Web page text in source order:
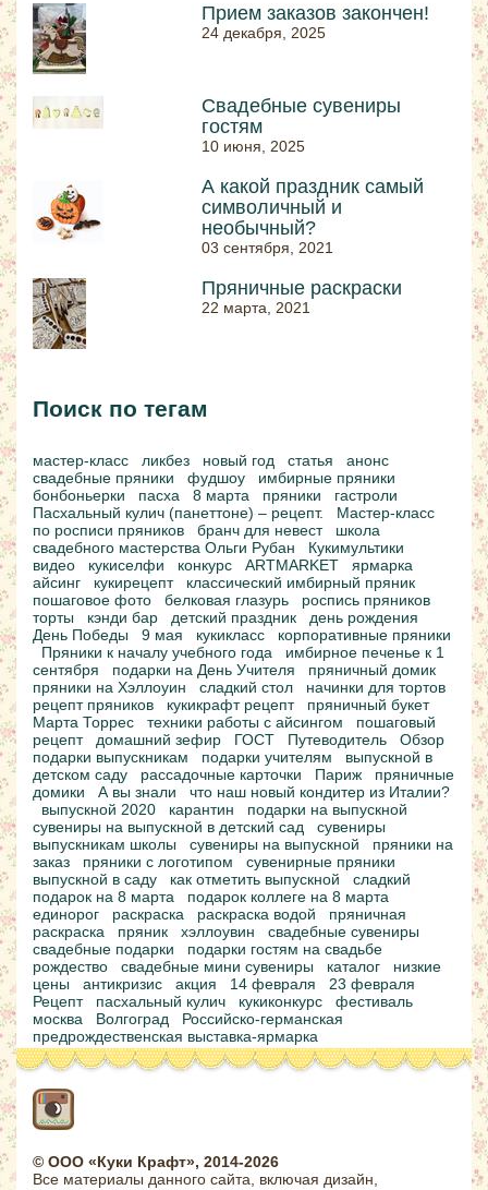
Прием заказов закончен!
24 декабря, 2025
Свадебные сувениры
гостям
10 июня, 2025
А какой праздник самый
символичный и
необычный?
03 сентября, 2021
Пряничные раскраски
22 марта, 2021
Поиск по тегам
мастер-класс ликбез новый год статья
анонс
свадебные пряники
фудшоу
имбирные пряники
бонбоньерки
пасха 8 марта пряники
гастроли
Пасхальный кулич (панеттоне) – рецепт.
Мастер-класс
по росписи пряников
бранч для невест
школа
свадебного мастерства Ольги Рубан
Кукимультики
видео
кукиселфи конкурс ARTMARKET
ярмарка
айсинг
кукирецепт
классический имбирный пряник
пошаговое фото
белковая глазурь
роспись пряников
торты
кэнди бар детский праздник
день рождения
День Победы
9 мая кукикласс
корпоративные пряники
Пряники к началу учебного года
имбирное печенье к 1
сентября
подарки на День Учителя
пряничный домик
пряники на Хэллоуин
сладкий стол
начинки для тортов
рецепт пряников
кукикрафт рецепт
пряничный букет
Марта Торрес
техники работы с айсингом
пошаговый
рецепт
домашний зефир ГОСТ Путеводитель
Обзор
подарки выпускникам
подарки учителям
выпускной в
детском саду
рассадочные карточки Париж
пряничные
домики
А вы знали
что наш новый кондитер из Италии?
выпускной 2020
карантин
подарки на выпускной
сувениры на выпускной в детский сад
сувениры
выпускникам школы
сувениры на выпускной
пряники на
заказ
пряники с логотипом
сувенирные пряники
выпускной в саду
как отметить выпускной
сладкий
подарок на 8 марта
подарок коллеге на 8 марта
единорог
раскраска раскраска водой
пряничная
раскраска
пряник хэллоувин
свадебные сувениры
свадебные подарки
подарки гостям на свадьбе
рождество
свадебные мини сувениры каталог
низкие
цены
антикризис акция 14 февраля
23 февраля
Рецепт
пасхальный кулич кукиконкурс
фестиваль
москва
Волгоград
Российско-германская
предрождественская выставка-ярмарка
© ООО «Куки Крафт», 2014-2026
Все материалы данного сайта, включая дизайн,